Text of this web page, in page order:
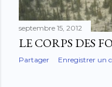
septembre 15, 2012
LE CORPS DES
Partager Enregistrer un